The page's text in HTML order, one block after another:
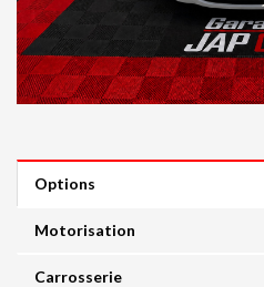
Options
Motorisation
Carrosserie